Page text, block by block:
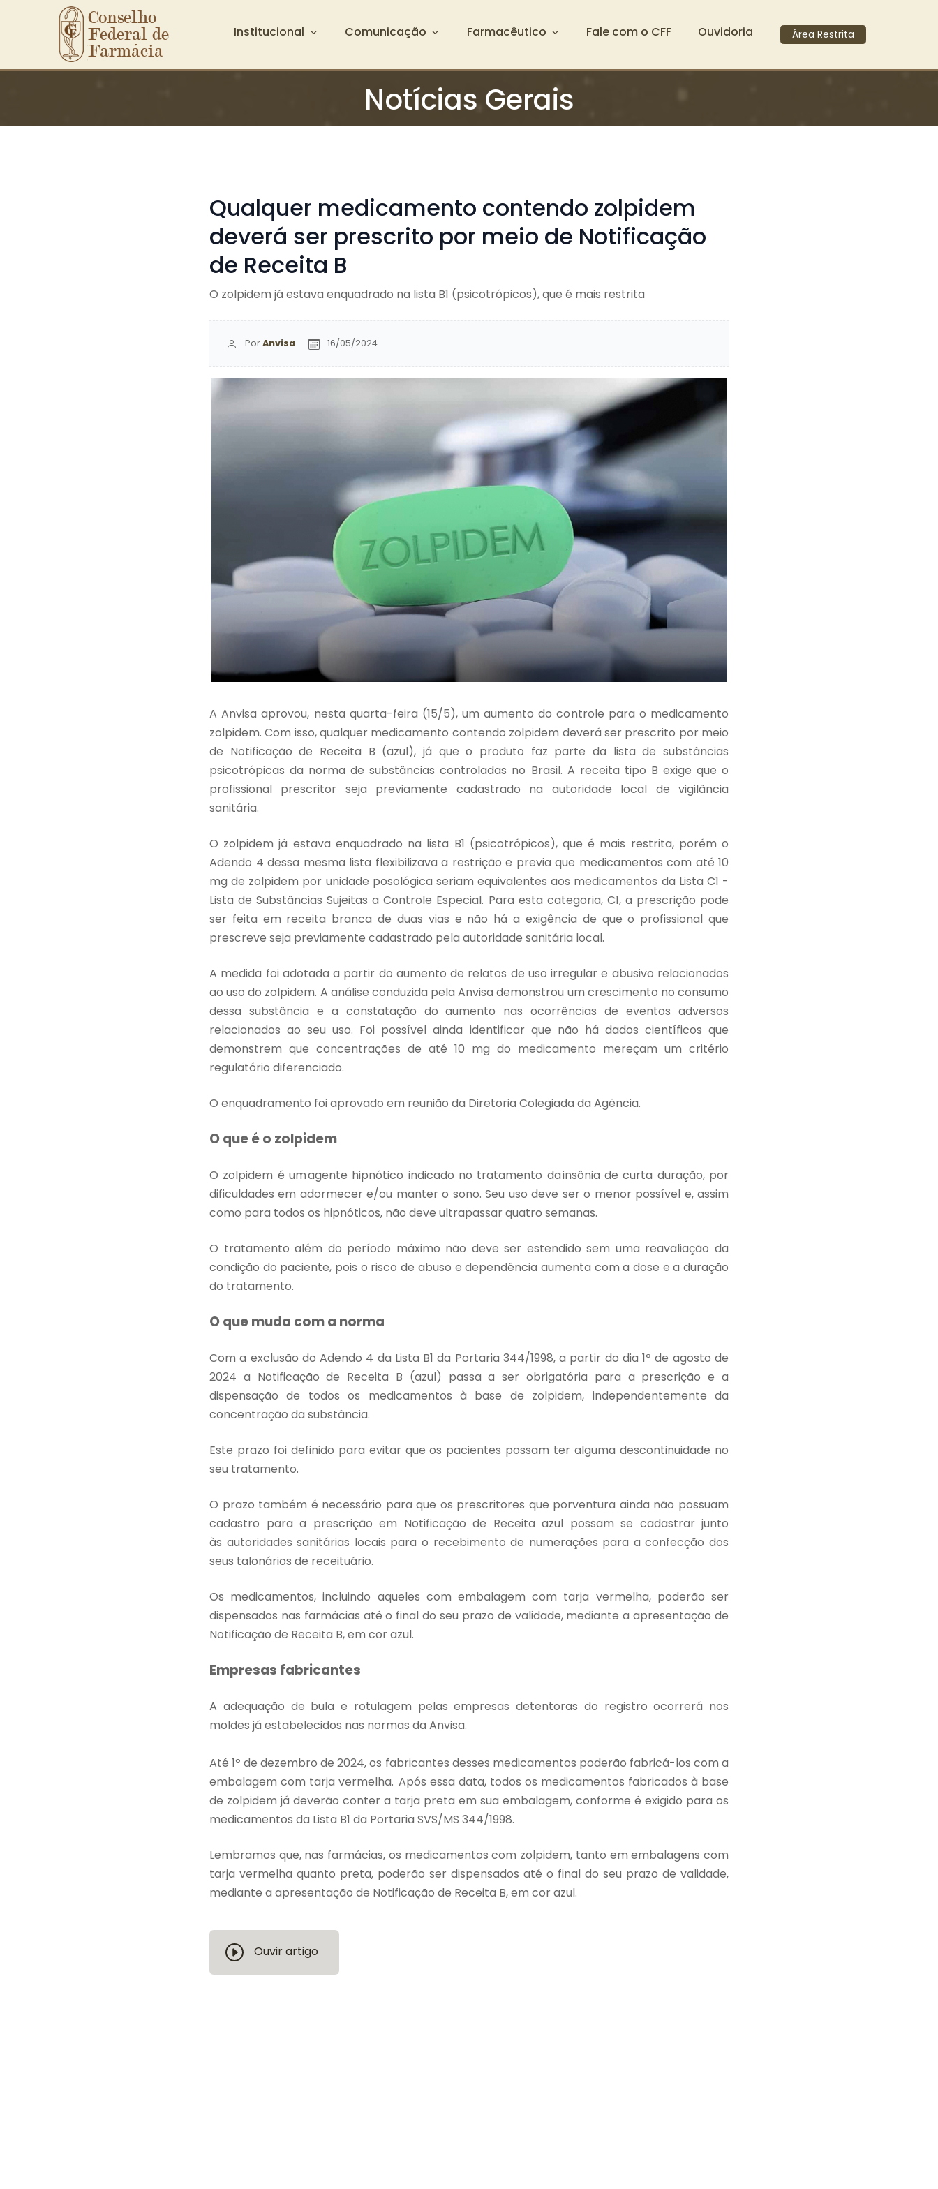
Ir para o conteúdo principal
Conselho
Federal de
Farmácia
Institucional Comunicação Farmacêutico Fale com o CFF Ouvidoria Área Restrita
Notícias Gerais
Qualquer medicamento contendo zolpidem
deverá ser prescrito por meio de Notificação
de Receita B
O zolpidem já estava enquadrado na lista B1 (psicotrópicos), que é mais restrita
PorAnvisa 16/05/2024
A Anvisa aprovou, nesta quarta-feira (15/5), um aumento do controle para o medicamento
zolpidem. Com isso, qualquer medicamento contendo zolpidem deverá ser prescrito por meio
de Notificação de Receita B (azul), já que o produto faz parte da lista de substâncias
psicotrópicas da norma de substâncias controladas no Brasil. A receita tipo B exige que o
profissional prescritor seja previamente cadastrado na autoridade local de vigilância
sanitária.
O zolpidem já estava enquadrado na lista B1 (psicotrópicos), que é mais restrita, porém o
Adendo 4 dessa mesma lista flexibilizava a restrição e previa que medicamentos com até 10
mg de zolpidem por unidade posológica seriam equivalentes aos medicamentos da Lista C1 -
Lista de Substâncias Sujeitas a Controle Especial. Para esta categoria, C1, a prescrição pode
ser feita em receita branca de duas vias e não há a exigência de que o profissional que
prescreve seja previamente cadastrado pela autoridade sanitária local.
A medida foi adotada a partir do aumento de relatos de uso irregular e abusivo relacionados
ao uso do zolpidem. A análise conduzida pela Anvisa demonstrou um crescimento no consumo
dessa substância e a constatação do aumento nas ocorrências de eventos adversos
relacionados ao seu uso. Foi possível ainda identificar que não há dados científicos que
demonstrem que concentrações de até 10 mg do medicamento mereçam um critério
regulatório diferenciado.
O enquadramento foi aprovado em reunião da Diretoria Colegiada da Agência.
O que é o zolpidem
O zolpidem é um agente hipnótico indicado no tratamento da insônia de curta duração, por
dificuldades em adormecer e/ou manter o sono. Seu uso deve ser o menor possível e, assim
como para todos os hipnóticos, não deve ultrapassar quatro semanas.
O tratamento além do período máximo não deve ser estendido sem uma reavaliação da
condição do paciente, pois o risco de abuso e dependência aumenta com a dose e a duração
do tratamento.
O que muda com a norma
Com a exclusão do Adendo 4 da Lista B1 da Portaria 344/1998, a partir do dia1º de agosto de
2024 a Notificação de Receita B (azul) passa a ser obrigatória para a prescrição e a
dispensação de todos os medicamentos à base de zolpidem, independentemente da
concentração da substância.
Este prazo foi definido para evitar que os pacientes possam ter alguma descontinuidade no
seu tratamento.
O prazo também é necessário para que os prescritores que porventura ainda não possuam
cadastro para a prescrição em Notificação de Receita azul possam se cadastrar junto
às autoridades sanitárias locais para o recebimento de numerações para a confecção dos
seus talonários de receituário.
Os medicamentos, incluindo aqueles com embalagem com tarja vermelha, poderão ser
dispensados nas farmácias até o final do seu prazo de validade, mediante a apresentação de
Notificação de Receita B, em cor azul.
Empresas fabricantes
A adequação de bula e rotulagem pelas empresas detentoras do registro ocorrerá nos
moldes já estabelecidos nas normas da Anvisa.
Até 1º de dezembro de 2024, os fabricantes desses medicamentos poderão fabricá-los com a
embalagem com tarja vermelha. Após essa data, todos os medicamentos fabricados à base
de zolpidem já deverão conter a tarja preta em sua embalagem, conforme é exigido para os
medicamentos da Lista B1 da Portaria SVS/MS 344/1998.
Lembramos que, nas farmácias, os medicamentos com zolpidem, tanto em embalagens com
tarja vermelha quanto preta, poderão ser dispensados até o final do seu prazo de validade,
mediante a apresentação de Notificação de Receita B, em cor azul.
Ouvir artigo